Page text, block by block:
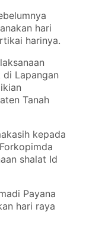
hari
harinya.
di Lapangan
Tanah
kepada
shalat Id
Payana
hari raya